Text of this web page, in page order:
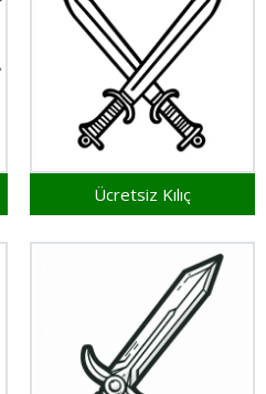
Ücretsiz Kılıç